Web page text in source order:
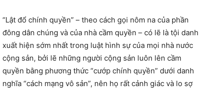
“Lật đổ chính quyền” – theo cách gọi nôm na của phần
đông dân chúng và của nhà cầm quyền – có lẽ là tội danh
xuất hiện sớm nhất trong luật hình sự của mọi nhà nước
cộng sản, bởi lẽ những người cộng sản luôn lên cầm
quyền bằng phương thức “cướp chính quyền” dưới danh
nghĩa “cách mạng vô sản”, nên họ rất cảnh giác và lo sợ